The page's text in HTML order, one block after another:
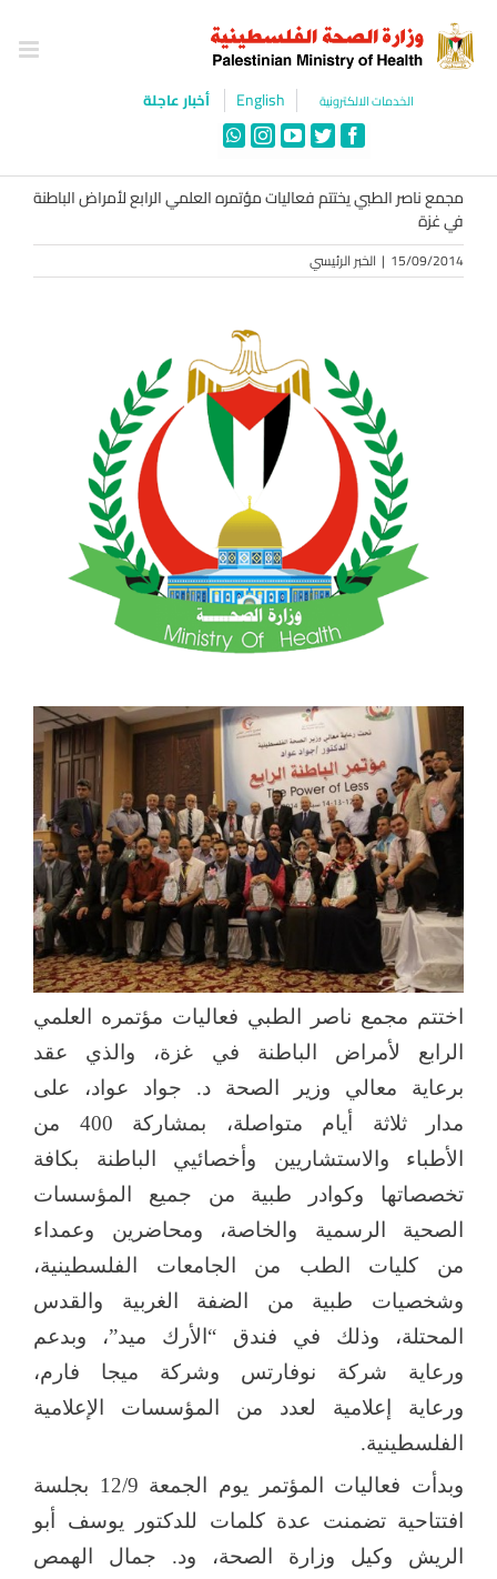
content
الخدمات الالكترونية English أخبار عاجلة
Facebook
Twitter
YouTube
Instagram
WhatsApp
مجمع ناصر الطبي يختتم فعاليات مؤتمره العلمي الرابع لأمراض الباطنة
في غزة
15/09/2014
| الخبر الرئيسي
اختتم مجمع ناصر الطبي فعاليات مؤتمره العلمي
الرابع لأمراض الباطنة في غزة، والذي عقد
برعاية معالي وزير الصحة د. جواد عواد، على
مدار ثلاثة أيام متواصلة، بمشاركة 400 من
الأطباء والاستشاريين وأخصائيي الباطنة بكافة
تخصصاتها وكوادر طبية من جميع المؤسسات
الصحية الرسمية والخاصة، ومحاضرين وعمداء
من كليات الطب من الجامعات الفلسطينية،
وشخصيات طبية من الضفة الغربية والقدس
المحتلة، وذلك في فندق “الأرك ميد”، وبدعم
ورعاية شركة نوفارتس وشركة ميجا فارم،
ورعاية إعلامية لعدد من المؤسسات الإعلامية
الفلسطينية.
وبدأت فعاليات المؤتمر يوم الجمعة 12/9 بجلسة
افتتاحية تضمنت عدة كلمات للدكتور يوسف أبو
الريش وكيل وزارة الصحة، ود. جمال الهمص